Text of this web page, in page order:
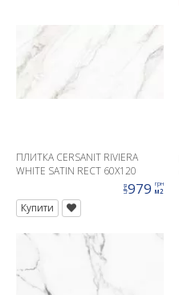
ПЛИТКА CERSANIT RIVIERA
WHITE SATIN RECT 60X120
ціна979 грн
м2
Купити